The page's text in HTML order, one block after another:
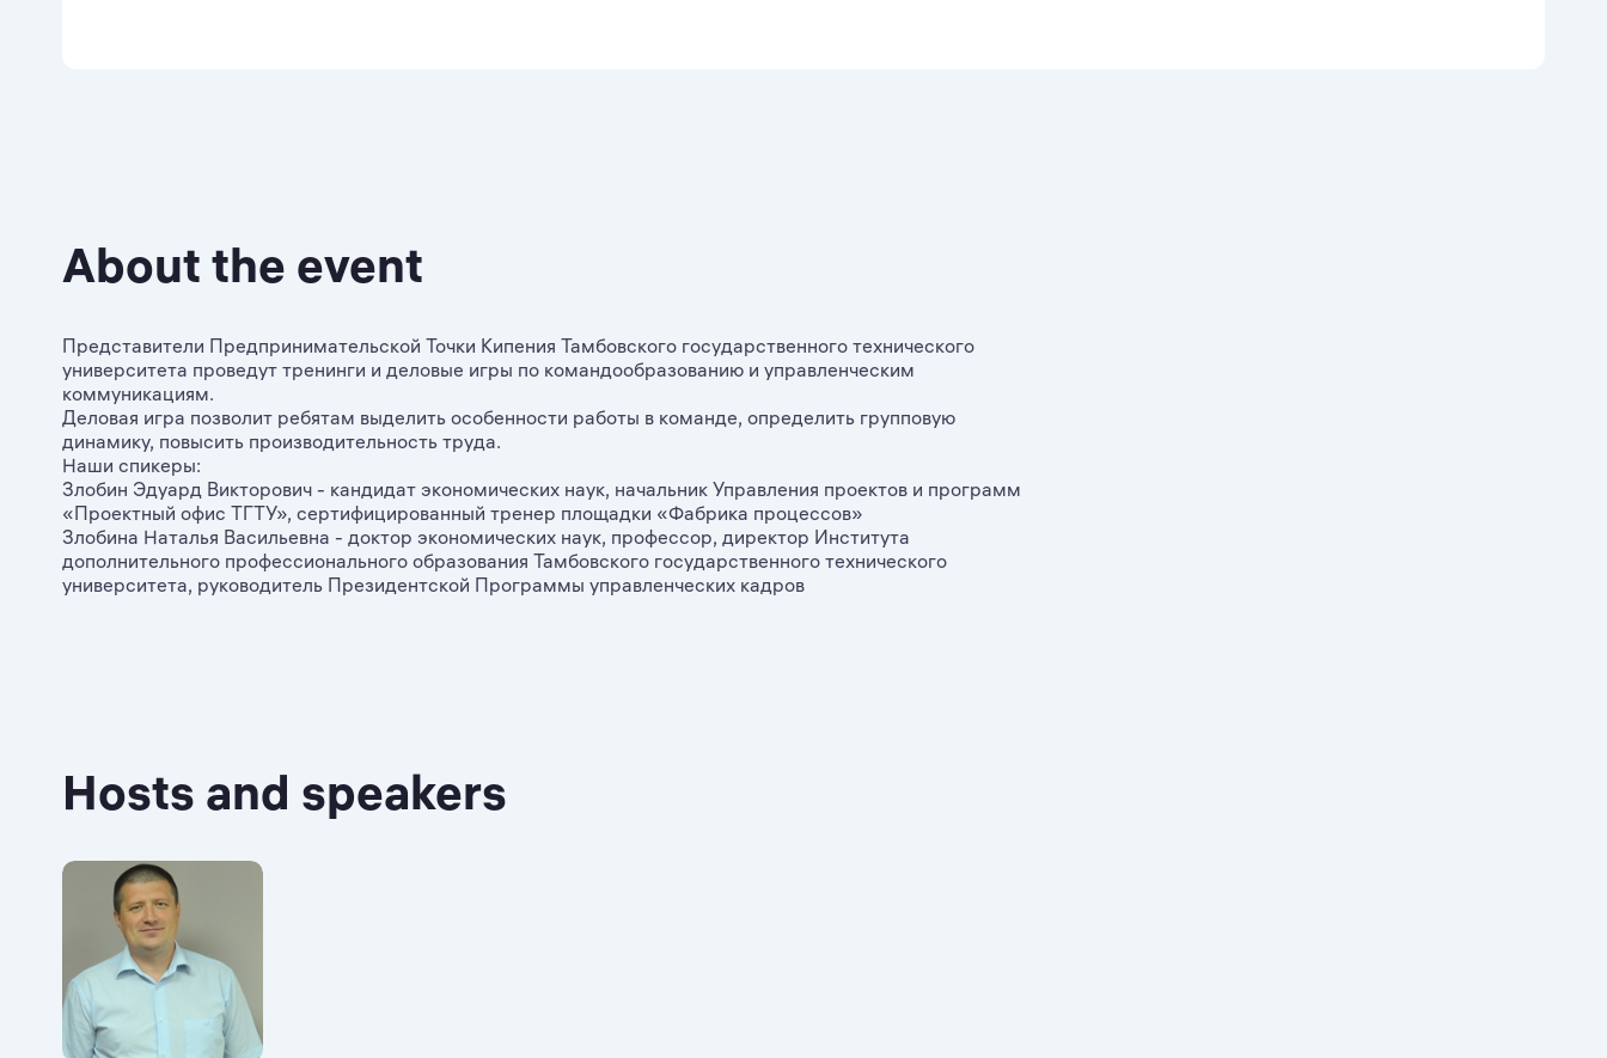
About the event
Представители Предпринимательской Точки Кипения Тамбовского государственного технического
университета проведут тренинги и деловые игры по командообразованию и управленческим
коммуникациям.
Деловая игра позволит ребятам выделить особенности работы в команде, определить групповую
динамику, повысить производительность труда.
Наши спикеры:
Злобин Эдуард Викторович - кандидат экономических наук, начальник Управления проектов и программ
«Проектный офис ТГТУ», сертифицированный тренер площадки «Фабрика процессов»
Злобина Наталья Васильевна - доктор экономических наук, профессор, директор Института
дополнительного профессионального образования Тамбовского государственного технического
университета, руководитель Президентской Программы управленческих кадров
Hosts and speakers